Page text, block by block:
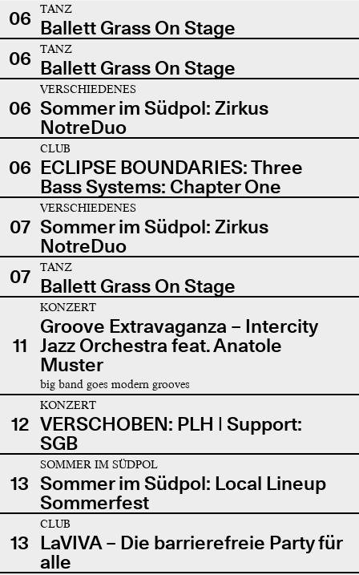
06
TANZ
Ballett Grass On Stage
06
TANZ
Ballett Grass On Stage
06
VERSCHIEDENES
Sommer im Südpol: Zirkus
NotreDuo
06
CLUB
ECLIPSE BOUNDARIES: Three
Bass Systems: Chapter One
07
VERSCHIEDENES
Sommer im Südpol: Zirkus
NotreDuo
07
TANZ
Ballett Grass On Stage
11
KONZERT
Groove Extravaganza – Intercity
Jazz Orchestra feat. Anatole
Muster
big band goes modern grooves
12
KONZERT
VERSCHOBEN: PLH | Support:
SGB
13
SOMMER IM SÜDPOL
Sommer im Südpol: Local Lineup
Sommerfest
13
CLUB
LaVIVA – Die barrierefreie Party für
alle